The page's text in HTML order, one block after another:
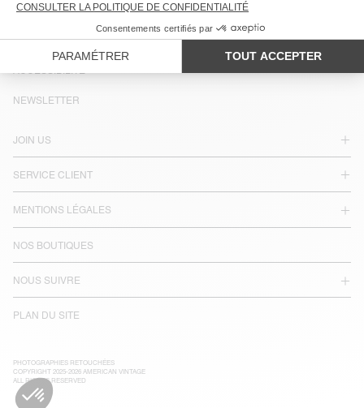
FRANCE
LANGUE :
ACCESSIBILITÉ
JOIN US
SERVICE CLIENT
MENTIONS LÉGALES
NOS BOUTIQUES
NOUS SUIVRE
PLAN DU SITE
NEWSLETTER
PHOTOGRAPHIES RETOUCHÉES
COPYRIGHT 2025-2026 AMERICAN VINTAGE
ALL RIGHTS RESERVED